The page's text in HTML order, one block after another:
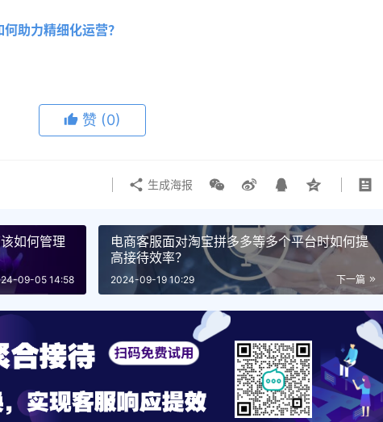
助力精细化运营？
赞 (0)
生成海报
如何管理
09-05 14:58
电商客服面对淘宝拼多多等多个平台时如何提
高接待效率？
下一篇
2024-09-19 10:29